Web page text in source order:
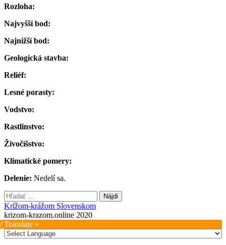
Rozloha:
Najvyšší bod:
Najnižší bod:
Geologická stavba:
Reliéf:
Lesné porasty:
Vodstvo:
Rastlinstvo:
Živočíšstvo:
Klimatické pomery:
Delenie: Nedelí sa.
Hľadať:
Krížom-krážom Slovenskom
krizom-krazom.online 2020
Translate »